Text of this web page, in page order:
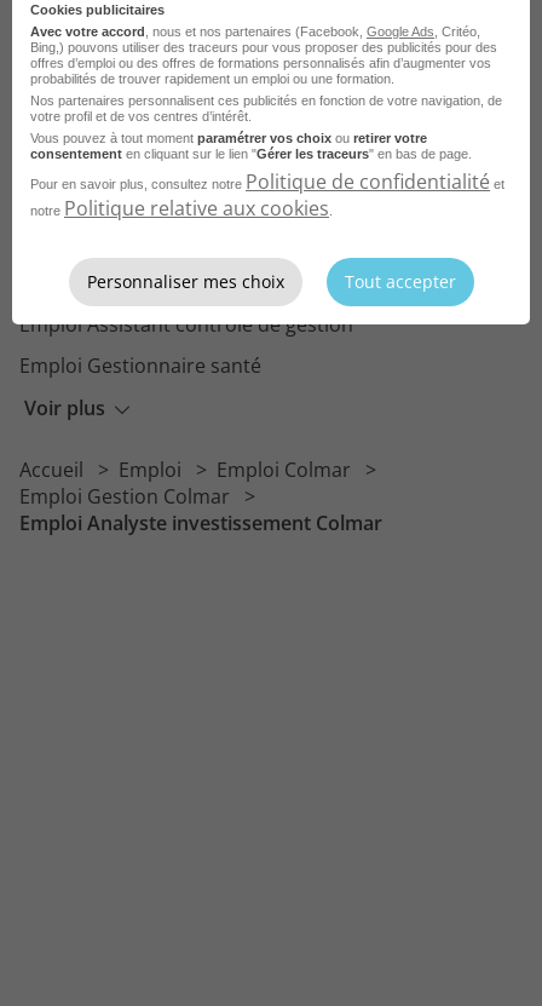
Voir plus
Emploi Gestionnaire de patrimoine
Emploi Contrôleur de gestion
Emploi Gestionnaire de sinistres
Emploi Gestionnaire de marchés publics
Emploi Conseiller d'entreprise
Emploi Responsable de gestion
Emploi Assistant contrôle de gestion
Emploi Gestionnaire santé
Emploi Gestionnaire de prestations
Emploi Assistant aux services généraux
Accueil Emploi
Emploi Colmar
Emploi Gestion Colmar
Emploi Analyste investissement Colmar
Cookies publicitaires
Avec votre accord , nous et nos partenaires (Facebook, Google Ads , Critéo,
Bing,) pouvons utiliser des traceurs pour vous proposer des publicités pour des
offres d’emploi ou des offres de formations personnalisés afin d’augmenter vos
probabilités de trouver rapidement un emploi ou une formation.
Nos partenaires personnalisent ces publicités en fonction de votre navigation, de
votre profil et de vos centres d’intérêt.
Vous pouvez à tout moment paramétrer vos choix ou retirer votre
consentement en cliquant sur le lien "Gérer les traceurs" en bas de page.
Pour en savoir plus, consultez notre Politique de confidentialité et
notre Politique relative aux cookies
Personnaliser mes choix Tout accepter